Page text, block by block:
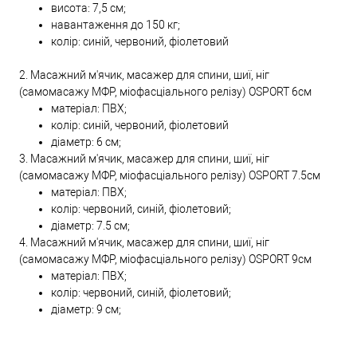
висота: 7,5 см;
навантаження до 150 кг;
колір: синій, червоний, фіолетовий
2. Масажний м'ячик, масажер для спини, шиї, ніг
(самомасажу МФР, міофасціального релізу) OSPORT 6см
матеріал: ПВХ;
колір: синій, червоний, фіолетовий
діаметр: 6 см;
3. Масажний м'ячик, масажер для спини, шиї, ніг
(самомасажу МФР, міофасціального релізу) OSPORT 7.5см
матеріал: ПВХ;
колір: червоний, синій, фіолетовий;
діаметр: 7.5 см;
4. Масажний м'ячик, масажер для спини, шиї, ніг
(самомасажу МФР, міофасціального релізу) OSPORT 9см
матеріал: ПВХ;
колір: червоний, синій, фіолетовий;
діаметр: 9 см;